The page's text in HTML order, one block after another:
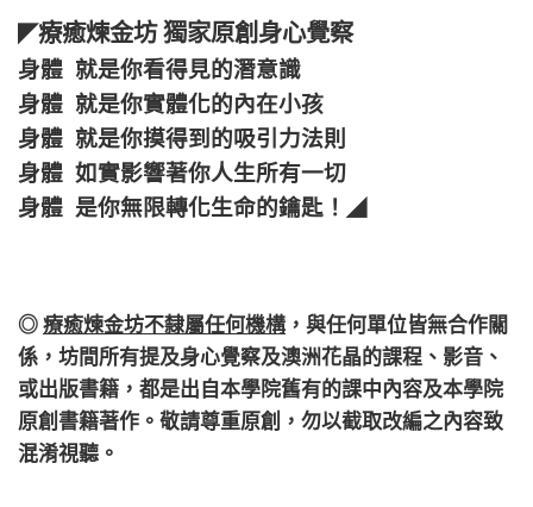
◤療癒煉金坊 獨家原創身心覺察
身體 就是你看得見的潛意識
身體 就是你實體化的內在小孩
身體 就是你摸得到的吸引力法則
身體 如實影響著你人生所有一切
身體 是你無限轉化生命的鑰匙！ ◢
◎療癒煉金坊不隸屬任何機構， 與任何單位皆無合作關
係， 坊間所有提及身心覺察及澳洲花晶的課程、影音、
或出版書籍，都是出自本學院舊有的課中內容及本學院
原創書籍著作。敬請尊重原創，勿以截取改編之內容致
混淆視聽。